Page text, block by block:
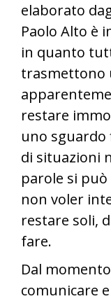
elaborato
Paolo Alto è
in quanto
trasmettono
restare
uno sguardo
di situazioni
parole si
non voler
restare soli,
fare.
Dal
comunicare